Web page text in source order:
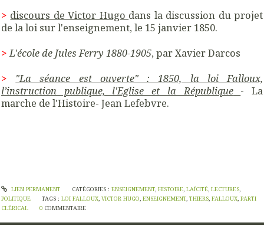
> discours de Victor Hugo dans la discussion du projet
de la loi sur l'enseignement, le 15 janvier 1850.
> L'école de Jules Ferry 1880-1905, par Xavier Darcos
>
"La séance est ouverte" : 1850, la loi Falloux,
l’instruction publique, l'Eglise et la République - La
marche de l'Histoire- Jean Lefebvre.
LIEN PERMANENT CATÉGORIES : ENSEIGNEMENT, HISTOIRE, LAÏCITÉ, LECTURES,
POLITIQUE
TAGS : LOI FALLOUX, VICTOR HUGO, ENSEIGNEMENT, THIERS, FALLOUX, PARTI
CLÉRICAL
0 COMMENTAIRE